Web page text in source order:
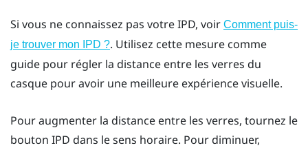
Si vous ne connaissez pas votre IPD, voir Comment puis-
je trouver mon IPD ?. Utilisez cette mesure comme
guide pour régler la distance entre les verres du
casque pour avoir une meilleure expérience visuelle.
Pour augmenter la distance entre les verres, tournez le
bouton IPD dans le sens horaire. Pour diminuer,